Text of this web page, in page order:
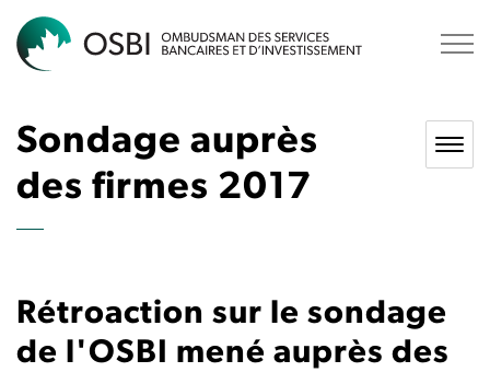
Sondage auprès
des firmes 2017
Rétroaction sur le sondage
de l'OSBI mené auprès des